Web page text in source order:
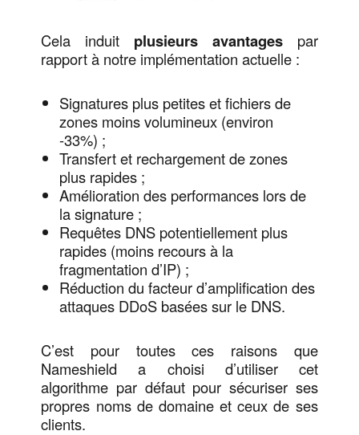
Cela induit plusieurs avantagespar
rapport à notre implémentation actuelle :
Signatures plus petites et fichiers de
zones moins volumineux (environ
-33%) ;
Transfert et rechargement de zones
plus rapides ;
Amélioration des performances lors de
la signature ;
Requêtes DNS potentiellement plus
rapides (moins recours à la
fragmentation d’IP) ;
Réduction du facteur d’amplification des
attaques DDoS basées sur le DNS.
C’est pour toutes ces raisons que
Nameshield a choisi d’utiliser cet
algorithme par défaut pour sécuriser ses
propres noms de domaine et ceux de ses
clients.